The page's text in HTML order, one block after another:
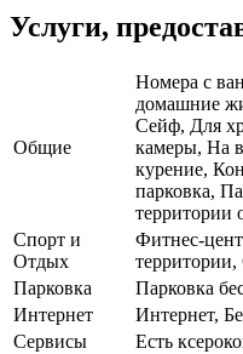
Услуги,
Общие
Номера с
домашние
Сейф, Для
камеры, На
курение,
парковка,
территории
Спорт и
Отдых
Фитнес-
Парковка
Парковка
Интернет
Интернет,
Сервисы
Есть